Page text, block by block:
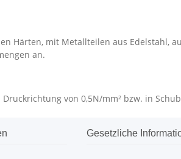
Härten, mit Metallteilen aus Edelstahl,
an.
von 0,5N/mm² bzw. in
Gesetzliche